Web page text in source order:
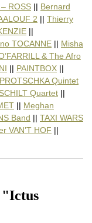
"Improvisions"
: "Kalthoum"
: "Red and (…)
: "The (…)
: "Without a (…)
: "We could (…)
& Bruno
: "New (…)
& The (…)
: "Motian
: "For Those
"Cellule"
"Dance"
ROSS || Bernard
2 || Thierry
||
TOCANNE || Misha
& The Afro
|| PAINTBOX ||
Quintet
Quartet ||
|| Meghan
Band || TAXI WARS
VAN’T HOF ||
"Ictus